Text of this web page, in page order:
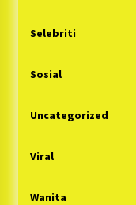
Selebriti
Sosial
Uncategorized
Viral
Wanita